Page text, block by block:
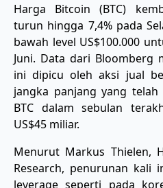
Harga Bitcoin (BTC)
turun hingga 7,4% pada
bawah level US$100.000
Juni. Data dari Bloomberg
ini dipicu oleh aksi jual
jangka panjang yang telah
BTC dalam sebulan
US$45 miliar.
Menurut Markus Thielen,
Research, penurunan kali
leverage seperti pada